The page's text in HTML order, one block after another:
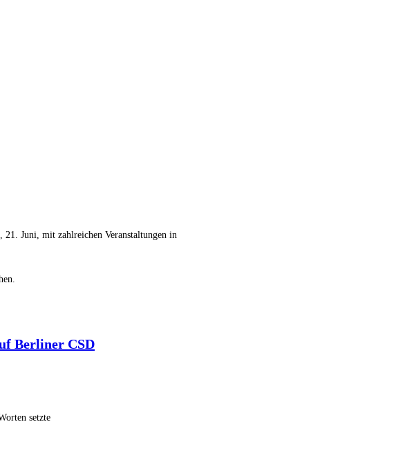
Juni, mit zahlreichen Veranstaltungen in
Berliner CSD
setzte